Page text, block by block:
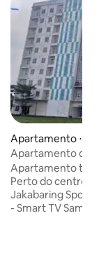
Apartamento ⋅
I
Apartamento de
Centro Esportivo
Apartamento
Perto do centro
Jakabaring Sport Center. -
- Smart TV